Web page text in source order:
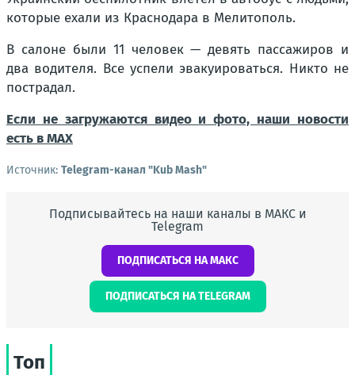
которые ехали из Краснодара в Мелитополь.
В салоне были 11 человек — девять пассажиров и
два водителя. Все успели эвакуироваться. Никто не
пострадал.
Если не загружаются видео и фото, наши новости
есть в MAX
Источник: Telegram-канал "Kub Mash"
Подписывайтесь на наши каналы в МАКС и
Telegram
ПОДПИСАТЬСЯ НА МАКС
ПОДПИСАТЬСЯ НА TELEGRAM
Топ